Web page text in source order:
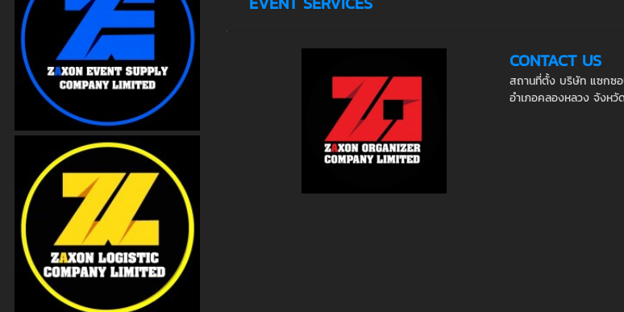
CONTACT US
สถานที่ตั้ง บริษัท แซกซ
อำเภอคลองหลวง จังหวั